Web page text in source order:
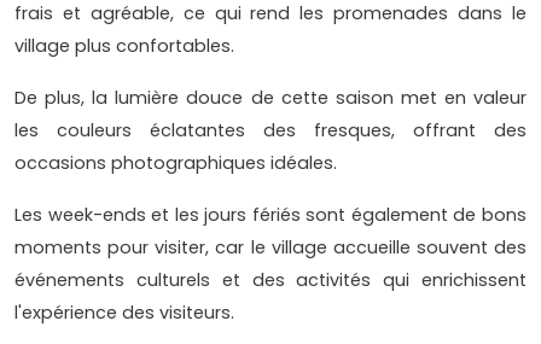
frais et agréable, ce qui rend les promenades dans le
village plus confortables.
De plus, la lumière douce de cette saison met en valeur
les couleurs éclatantes des fresques, offrant des
occasions photographiques idéales.
Les week-ends et les jours fériés sont également de bons
moments pour visiter, car le village accueille souvent des
événements culturels et des activités qui enrichissent
l'expérience des visiteurs.